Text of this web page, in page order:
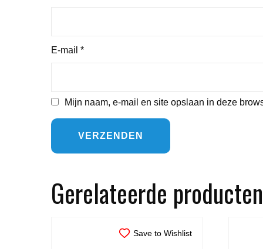
E-mail *
Mijn naam, e-mail en site opslaan in deze
Gerelateerde producten
Save to Wishlist